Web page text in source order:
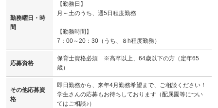
勤務曜日・時
間
【勤務日】
月～土のうち、週5日程度勤務
【勤務時間】
7：00～20：30（うち、８h程度勤務）
応募資格
保育士資格必須 ※高卒以上、64歳以下の方（定年65
歳）
その他応募資
格
即日勤務から、来年4月勤務希望まで、ご相談ください！
学生さんの応募もお待ちしております（配属園等につい
てはご相談♪）